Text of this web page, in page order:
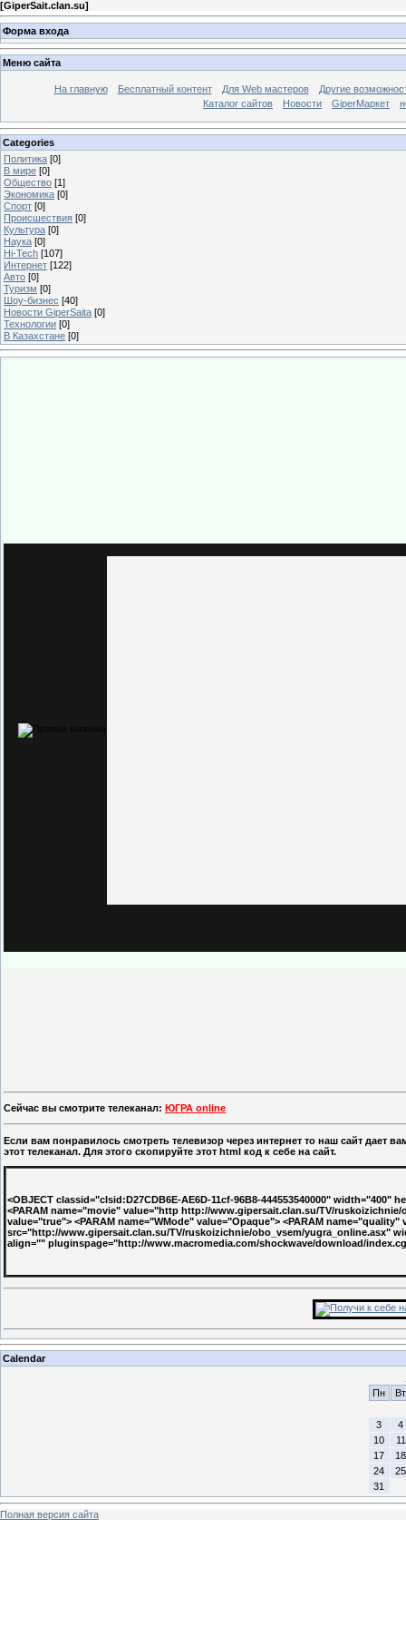
[GiperSait.clan.su]
Форма входа
Меню сайта
На главную Бесплатный контент Для Web мастеров
Другие
Каталог сайтов
Новости GiperМаркет
Categories
Политика [0]
В мире [0]
Общество [1]
Экономика [0]
Спорт [0]
Происшествия [0]
Культура [0]
Наука [0]
Hi-Tech [107]
Интернет [122]
Авто [0]
Туризм [0]
Шоу-бизнес [40]
Новости GiperSaita [0]
Технологии [0]
В Казахстане [0]
Сейчас вы смотрите телеканал: ЮГРА online
Если вам понравилось смотреть телевизор через интернет то наш сайт дает
этот телеканал. Для этого скопируйте этот html код к себе на сайт.
<OBJECT classid="clsid:D27CDB6E-AE6D-11cf-96B8-444553540000"
<PARAM name="movie" value="http http://www.gipersait.clan.su/TV/
value="true"> <PARAM name="WMode" value="Opaque"> <PARAM
src="http://www.gipersait.clan.su/TV/ruskoizichnie/obo_vsem/yugra_online.asx"
align="" pluginspage="http://www.macromedia.com/shockwave/download/
Calendar
Пн
Вт
3
4
10
11
17
18
24
25
31
Полная версия сайта